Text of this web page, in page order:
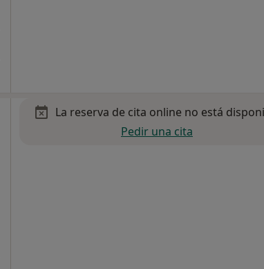
La reserva de cita online no está
Pedir una cita